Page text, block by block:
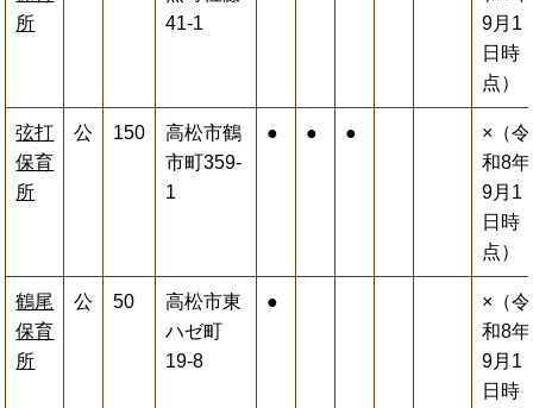
所
41-1
9月1
日時
点）
弦打
保育
所
公 150
高松市鶴
市町359-
1
● ● ●
×（令
和8年
9月1
日時
点）
鶴尾
保育
所
公 50
高松市東
ハゼ町
19-8
●
×（令
和8年
9月1
日時